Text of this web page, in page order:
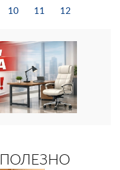
10 11 12
ПОЛЕЗНО